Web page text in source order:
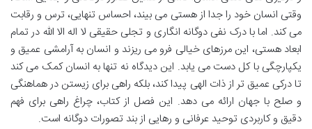
وقتی انسان خود را جدا از هستی می بیند، احساس تنهایی، ترس و رقابت
می کند. اما با درک نفی دوگانه انگاری و تجلی حقیقی لا اله الا الله در تمام
ابعاد هستی، این مرزهای خیالی فرو می ریزند و انسان به آرامشی عمیق و
یکپارچگی با کل دست می یابد. این دیدگاه نه تنها به انسان کمک می کند
تا درکی عمیق تر از ذات الهی پیدا کند، بلکه راهی برای زیستن در هماهنگی
و صلح با جهان ارائه می دهد. این فصل از کتاب، چراغ راهی برای فهم
دقیق و کاربردی توحید عرفانی و رهایی از بند تصورات دوگانه است.